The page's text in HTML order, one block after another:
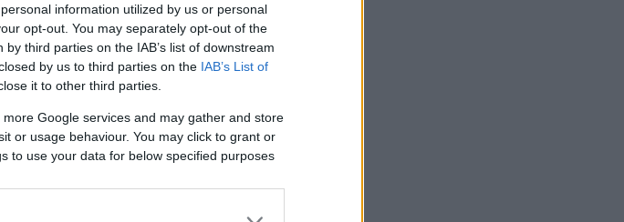
information utilized by us or personal
opt-out. You may separately opt-out of the
third parties on the IAB’s list of downstream
by us to third parties on the IAB’s List of
it to other third parties.
Google services and may gather and store
or usage behaviour. You may click to grant or
to use your data for below specified purposes